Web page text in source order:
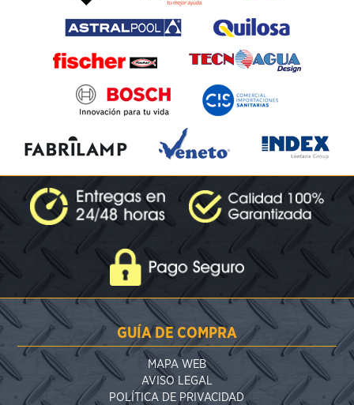
GUÍA DE COMPRA
MAPA WEB
AVISO LEGAL
POLÍTICA DE PRIVACIDAD